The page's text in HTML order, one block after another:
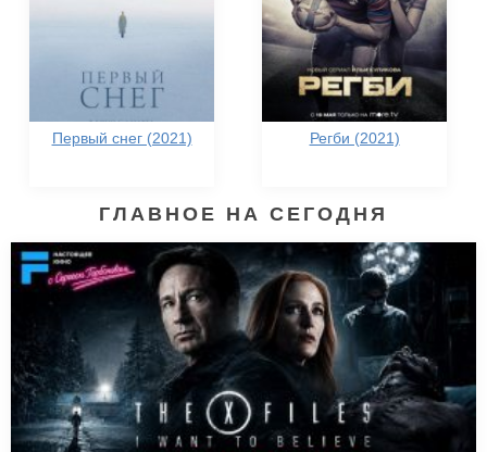
Первый снег (2021) Регби (2021)
ГЛАВНОЕ НА СЕГОДНЯ